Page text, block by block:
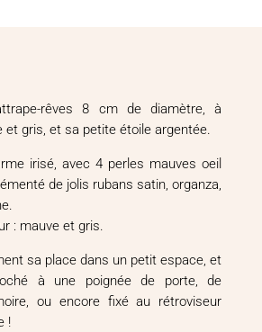
rêves 8 cm de diamètre, à
et gris, et sa petite étoile argentée.
irisé, avec 4 perles mauves oeil
de jolis rubans satin, organza,
: mauve et gris.
sa place dans un petit espace, et
à une poignée de porte, de
ou encore fixé au rétroviseur
!